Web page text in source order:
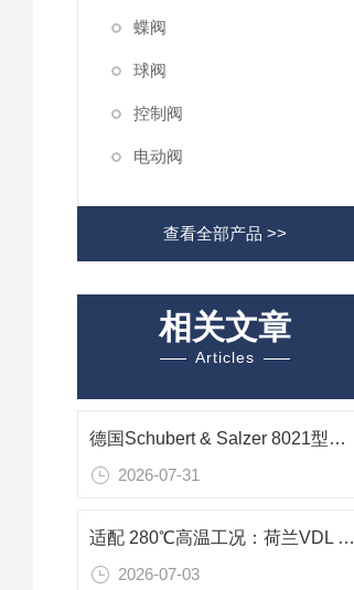
蝶阀
球阀
控制阀
电动阀
查看全部产品 >>
相关文章
Articles
德国Schubert & Salzer 8021型不锈钢滑动闸阀在蒸汽流量调节中的应用
2026-07-31
适配 280℃高温工况：荷兰VDL HT250 旋转填料阀在反应釜下料中的应用
2026-07-03